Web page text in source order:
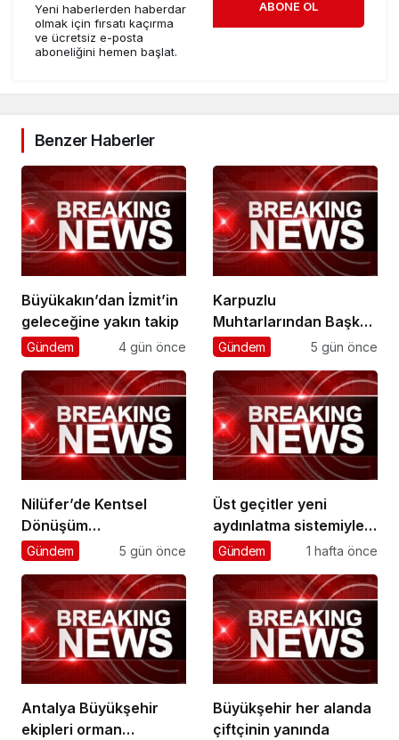
Yeni haberlerden haberdar
olmak için fırsatı kaçırma
ve ücretsiz e-posta
aboneliğini hemen başlat.
ABONE OL
Benzer Haberler
Büyükakın’dan İzmit’in
geleceğine yakın takip
Gündem 4 gün önce
Karpuzlu
Muhtarlarından Başkan
Çerçioğlu’na Hizmet
Gündem 5 gün önce
Nilüfer’de Kentsel
Dönüşüm
Koordinasyon
Gündem 5 gün önce
Üst geçitler yeni
aydınlatma sistemiyle
daha güvenli
Gündem 1 hafta önce
Antalya Büyükşehir
ekipleri orman
Büyükşehir her alanda
çiftçinin yanında